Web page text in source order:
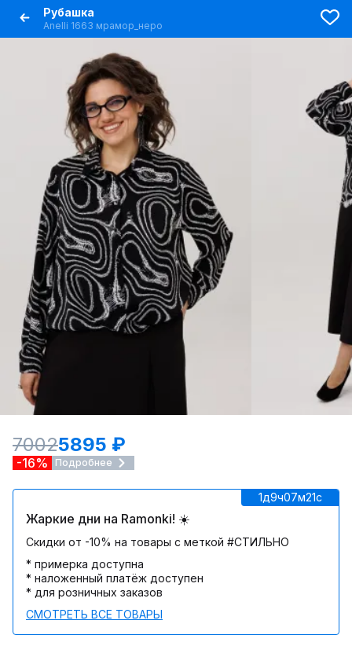
Рубашка
Anelli 1663 мрамор_неро
70025895 ₽
-16% Подробнее
1д9ч07м21c
Жаркие дни на Ramonki! ☀️
Скидки от -10% на товары с меткой #СТИЛЬНО
* примерка доступна
* наложенный платёж доступен
* для розничных заказов
СМОТРЕТЬ ВСЕ ТОВАРЫ